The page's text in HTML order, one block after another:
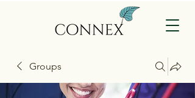
Groups